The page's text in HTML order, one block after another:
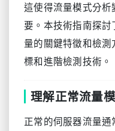
這使得流量模式分
要。本技術指南探
量的關鍵特徵和檢
標和進階檢測技術。
理解正常流量
正常的伺服器流量